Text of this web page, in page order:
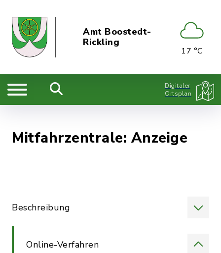
Amt Boostedt-
Rickling
17 °C
Digitaler
Ortsplan
Mitfahrzentrale: Anzeige
Beschreibung
Online-Verfahren